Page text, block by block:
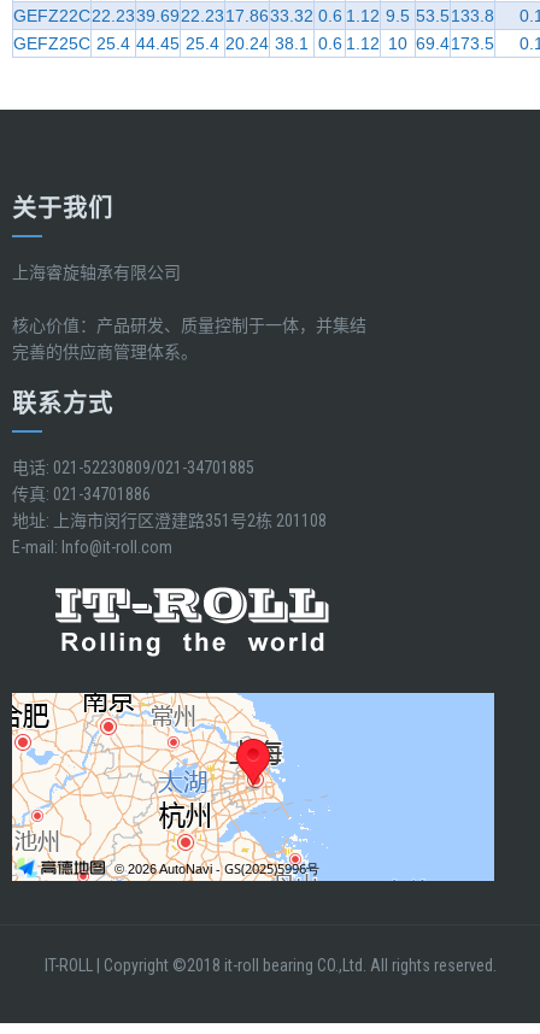
GEFZ22C22.2339.6922.2317.8633.32 0.6 1.12 9.5 53.5133.8
GEFZ25C 25.4 44.45 25.4 20.24 38.1 0.6 1.12 10 69.4173.5
关于我们
上海睿旋轴承有限公司
核心价值：产品研发、质量控制于一体，并集结
完善的供应商管理体系。
联系方式
电话: 021-52230809/021-34701885
传真: 021-34701886
地址: 上海市闵行区澄建路351号2栋 201108
E-mail: Info@it-roll.com
IT-ROLL Copyright ©2018 it-roll bearing CO.,Ltd. All rights reserved.